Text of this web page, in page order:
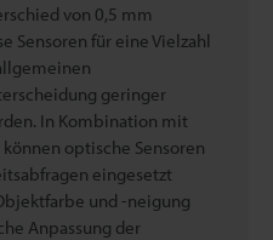
von 0,5 mm
Sensoren für eine Vielzahl
geringer
In Kombination mit
optische Sensoren
eingesetzt
und -neigung
Anpassung der